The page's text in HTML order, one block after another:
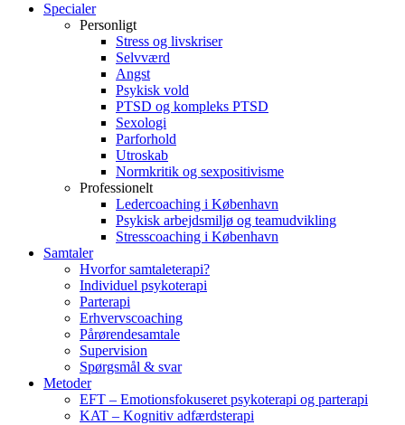
Specialer
Personligt
Stress og livskriser
Selvværd
Angst
Psykisk vold
PTSD og kompleks PTSD
Sexologi
Parforhold
Utroskab
Normkritik og sexpositivisme
Professionelt
Ledercoaching i København
Psykisk arbejdsmiljø og teamudvikling
Stresscoaching i København
Samtaler
Hvorfor samtaleterapi?
Individuel psykoterapi
Parterapi
Erhvervscoaching
Pårørendesamtale
Supervision
Spørgsmål & svar
Metoder
EFT – Emotionsfokuseret psykoterapi og parterapi
KAT – Kognitiv adfærdsterapi